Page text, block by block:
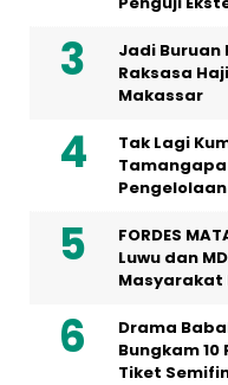
Jadi Buruan
Raksasa
Makassar
Tak Lagi
FORDES
Luwu dan
Masyarakat
Drama
Bungkam 10
Tiket